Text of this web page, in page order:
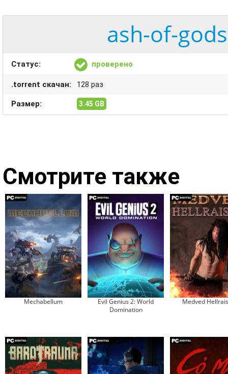
ash-of-
Статус: проверено
.torrent скачан: 128 раз
Размер: 3.45 GB
Смотрите также
Mechabellum
Evil Genius 2: World
Domination
Medved